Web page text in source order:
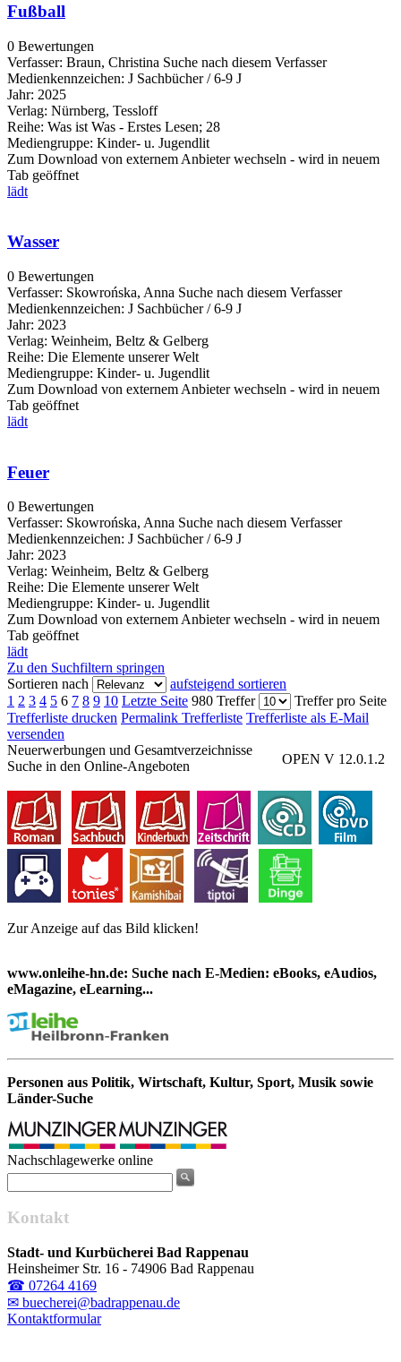
Fußball
0 Bewertungen
Verfasser: Braun, Christina Suche nach diesem Verfasser
Medienkennzeichen: J Sachbücher / 6-9 J
Jahr: 2025
Verlag: Nürnberg, Tessloff
Reihe: Was ist Was - Erstes Lesen; 28
Mediengruppe: Kinder- u. Jugendlit
Zum Download von externem Anbieter wechseln - wird in neuem
Tab geöffnet
lädt
Wasser
0 Bewertungen
Verfasser: Skowrońska, Anna Suche nach diesem Verfasser
Medienkennzeichen: J Sachbücher / 6-9 J
Jahr: 2023
Verlag: Weinheim, Beltz & Gelberg
Reihe: Die Elemente unserer Welt
Mediengruppe: Kinder- u. Jugendlit
Zum Download von externem Anbieter wechseln - wird in neuem
Tab geöffnet
lädt
Feuer
0 Bewertungen
Verfasser: Skowrońska, Anna Suche nach diesem Verfasser
Medienkennzeichen: J Sachbücher / 6-9 J
Jahr: 2023
Verlag: Weinheim, Beltz & Gelberg
Reihe: Die Elemente unserer Welt
Mediengruppe: Kinder- u. Jugendlit
Zum Download von externem Anbieter wechseln - wird in neuem
Tab geöffnet
lädt
Zu den Suchfiltern springen
Sortieren nach
aufsteigend sortieren
1 2 3 4 5 6 7 8 9 10 Letzte Seite 980 Treffer
Treffer pro Seite
Trefferliste drucken Permalink Trefferliste Trefferliste als E-Mail
versenden
OPEN V 12.0.1.2
Neuerwerbungen und Gesamtverzeichnisse
Zur Anzeige auf das Bild klicken!
Suche in den Online-Angeboten
www.onleihe-hn.de: Suche nach E-Medien: eBooks, eAudios,
eMagazine, eLearning...
Personen aus Politik, Wirtschaft, Kultur, Sport, Musik sowie
Länder-Suche
Nachschlagewerke online
Kontakt
Stadt- und Kurbücherei Bad Rappenau
Heinsheimer Str. 16 - 74906 Bad Rappenau
☎ 07264 4169
✉ buecherei@badrappenau.de
Kontaktformular